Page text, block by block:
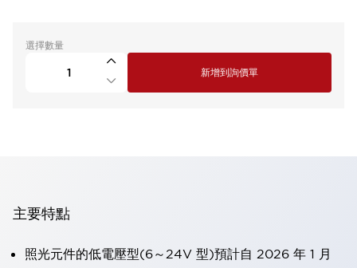
選擇數量
新增到詢價單
主要特點
照光元件的低電壓型(6～24V 型)預計自 2026 年 1 月